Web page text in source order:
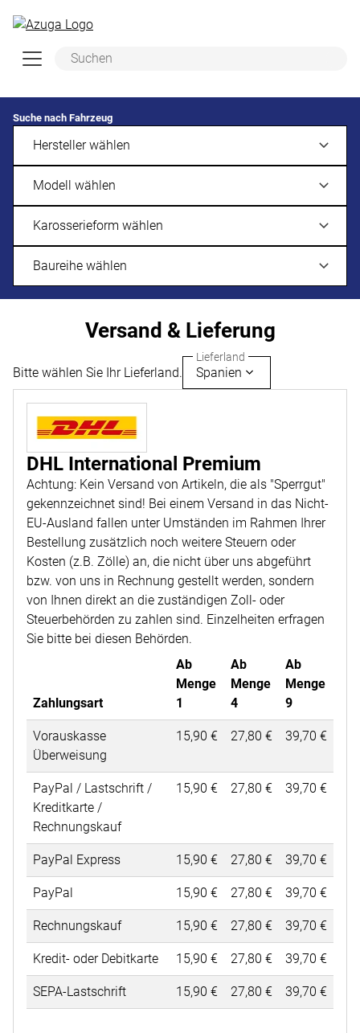
Suche nach Fahrzeug
Versand & Lieferung
Bitte wählen Sie Ihr Lieferland.
Lieferland
Spanien
DHL International Premium
Achtung: Kein Versand von Artikeln, die als "Sperrgut"
gekennzeichnet sind! Bei einem Versand in das Nicht-
EU-Ausland fallen unter Umständen im Rahmen Ihrer
Bestellung zusätzlich noch weitere Steuern oder
Kosten (z.B. Zölle) an, die nicht über uns abgeführt
bzw. von uns in Rechnung gestellt werden, sondern
von Ihnen direkt an die zuständigen Zoll- oder
Steuerbehörden zu zahlen sind. Einzelheiten erfragen
Sie bitte bei diesen Behörden.
Zahlungsart
Ab
Menge
1
Ab
Menge
4
Ab
Menge
9
Vorauskasse
Überweisung
15,90 € 27,80 € 39,70 €
PayPal / Lastschrift /
Kreditkarte /
Rechnungskauf
15,90 € 27,80 € 39,70 €
PayPal Express 15,90 € 27,80 € 39,70 €
PayPal 15,90 € 27,80 € 39,70 €
Rechnungskauf 15,90 € 27,80 € 39,70 €
Kredit- oder Debitkarte 15,90 € 27,80 € 39,70 €
SEPA-Lastschrift 15,90 € 27,80 € 39,70 €